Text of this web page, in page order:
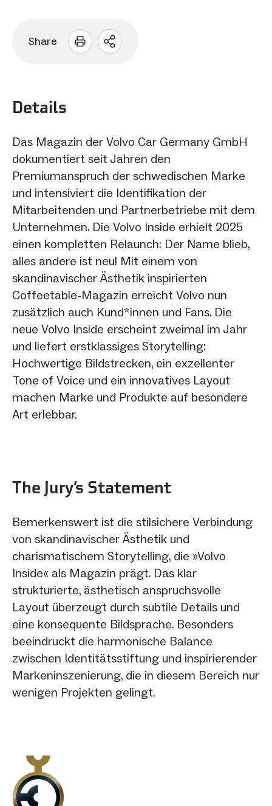
Share
Sharing
Details
Das Magazin der Volvo Car Germany GmbH
dokumentiert seit Jahren den
Premiumanspruch der schwedischen Marke
und intensiviert die Identifikation der
Mitarbeitenden und Partnerbetriebe mit dem
Unternehmen. Die Volvo Inside erhielt 2025
einen kompletten Relaunch: Der Name blieb,
alles andere ist neu! Mit einem von
skandinavischer Ästhetik inspirierten
Coffeetable-Magazin erreicht Volvo nun
zusätzlich auch Kund*innen und Fans. Die
neue Volvo Inside erscheint zweimal im Jahr
und liefert erstklassiges Storytelling:
Hochwertige Bildstrecken, ein exzellenter
Tone of Voice und ein innovatives Layout
machen Marke und Produkte auf besondere
Art erlebbar.
The Jury‘s Statement
Bemerkenswert ist die stilsichere Verbindung
von skandinavischer Ästhetik und
charismatischem Storytelling, die »Volvo
Inside« als Magazin prägt. Das klar
strukturierte, ästhetisch anspruchsvolle
Layout überzeugt durch subtile Details und
eine konsequente Bildsprache. Besonders
beeindruckt die harmonische Balance
zwischen Identitätsstiftung und inspirierender
Markeninszenierung, die in diesem Bereich nur
wenigen Projekten gelingt.